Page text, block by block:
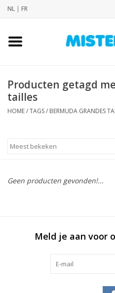
NL | FR
Home
Onze Winkel
Merken
Producten getagd
tailles
HOME/TAGS/ BERMUDA GRANDES
Geen producten gevonden!...
Meld je aan voor